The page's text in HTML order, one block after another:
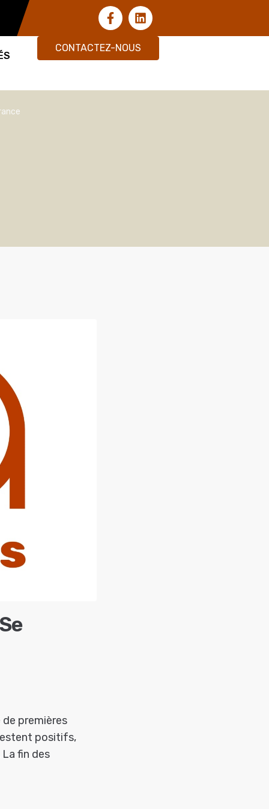
CONTACTEZ-NOUS
premières
positifs,
fin des